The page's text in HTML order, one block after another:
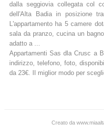
dalla seggiovia collegata col
dell'Alta Badia in posizione
L'appartamento ha 5 camere
sala da pranzo, cucina un
adatto a ...
Appartamenti Sas dla Crusc a
indirizzo, telefono, foto,
da 23€. Il miglior modo per
Creato da